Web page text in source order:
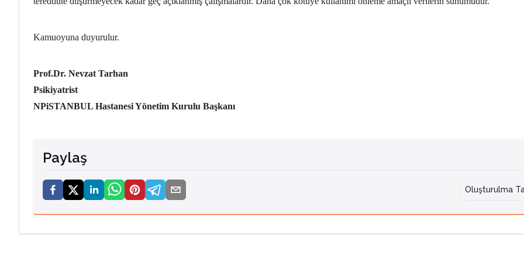
Kamuoyuna duyurulur.
Prof.Dr. Nevzat Tarhan
Psikiyatrist
NPiSTANBUL Hastanesi Yönetim Kurulu Başkanı
Paylaş
Oluşturulma